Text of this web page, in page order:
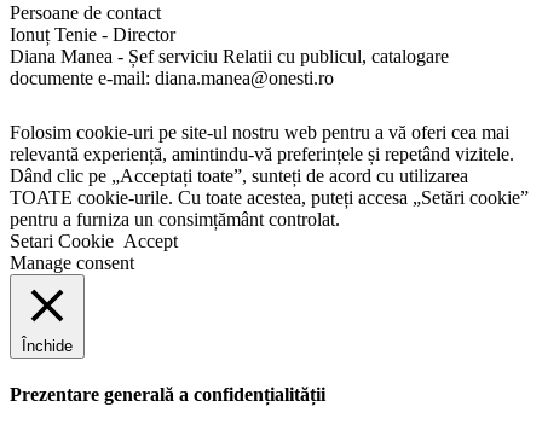
Persoane de contact
Ionuț Tenie - Director
Diana Manea - Șef serviciu Relatii cu publicul, catalogare
documente e-mail: diana.manea@onesti.ro
Folosim cookie-uri pe site-ul nostru web pentru a vă oferi cea mai
relevantă experiență, amintindu-vă preferințele și repetând vizitele.
Dând clic pe „Acceptați toate”, sunteți de acord cu utilizarea
TOATE cookie-urile. Cu toate acestea, puteți accesa „Setări cookie”
pentru a furniza un consimțământ controlat.
Setari Cookie Accept
Manage consent
Închide
Prezentare generală a confidențialității